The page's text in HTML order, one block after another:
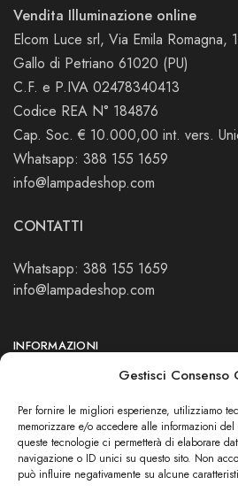
Gestisci Consenso
Per fornire le migliori esperienze, utilizziamo
memorizzare e/o accedere alle informazioni
queste tecnologie ci permetterà di elaborare
navigazione o ID unici su questo sito. Non
può influire negativamente su alcune
Vendita Illuminazione online
Elcom Luce srl, Via Emila Romagna,
Gallo di Petriano 61020 (PU)
C.F. e P.IVA 02478340413
Codice REA N° 184876
Cap. Soc. € 10.000,00 int. vers.
Whatsapp: 388 155 1659
info@lampadeshop.com
CONTATTI
Whatsapp: 388 155 1659
info@lampadeshop.com
INFORMAZIONI
IL MIO ACCOUNT
SEGUICI SUI SOCIAL